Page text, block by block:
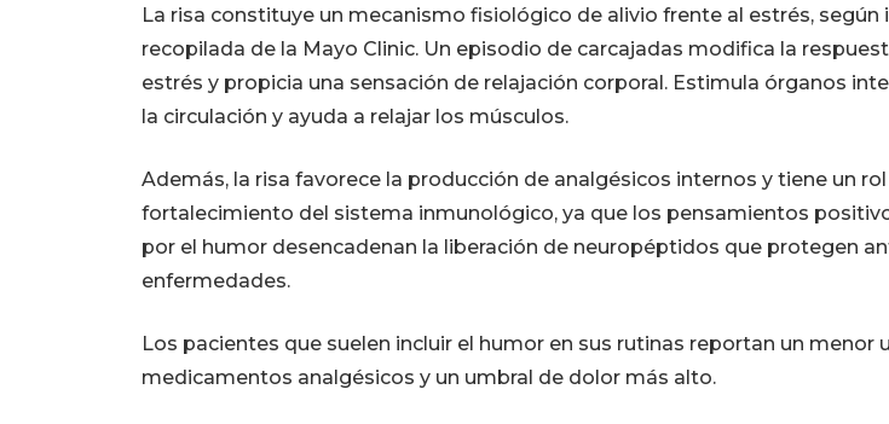
La risa constituye un mecanismo fisiológico de alivio frente al estrés, según
recopilada de la Mayo Clinic. Un episodio de carcajadas modifica la
estrés y propicia una sensación de relajación corporal. Estimula órganos
la circulación y ayuda a relajar los músculos.
Además, la risa favorece la producción de analgésicos internos y tiene un rol
fortalecimiento del sistema inmunológico, ya que los pensamientos
por el humor desencadenan la liberación de neuropéptidos que protegen
enfermedades.
Los pacientes que suelen incluir el humor en sus rutinas reportan un menor
medicamentos analgésicos y un umbral de dolor más alto.